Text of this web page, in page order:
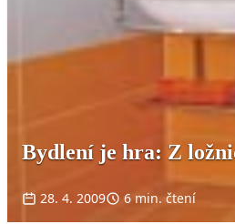
Bydlení je hra: Z
28. 4. 2009 6 min. čtení